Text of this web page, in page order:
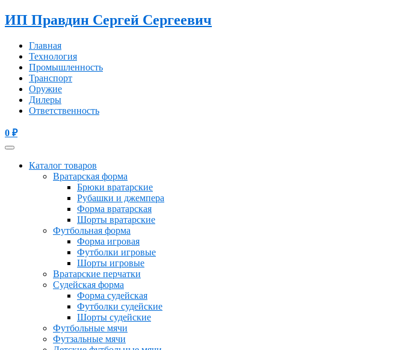
ИП Правдин Сергей Сергеевич
Главная
Технология
Промышленность
Транспорт
Оружие
Дилеры
Ответственность
0 ₽
Каталог товаров
Вратарская форма
Брюки вратарские
Рубашки и джемпера
Форма вратарская
Шорты вратарские
Футбольная форма
Форма игровая
Футболки игровые
Шорты игровые
Вратарские перчатки
Судейская форма
Форма судейская
Футболки судейские
Шорты судейские
Футбольные мячи
Футзальные мячи